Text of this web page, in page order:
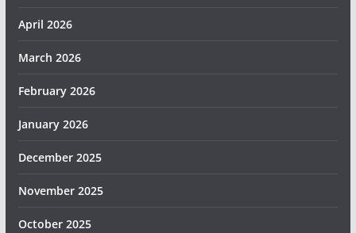
April 2026
March 2026
February 2026
January 2026
December 2025
November 2025
October 2025